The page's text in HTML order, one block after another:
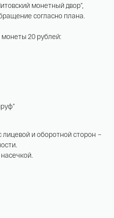
– пятница)
монетный двор”,
согласно плана.
20 рублей:
и оборотной сторон –